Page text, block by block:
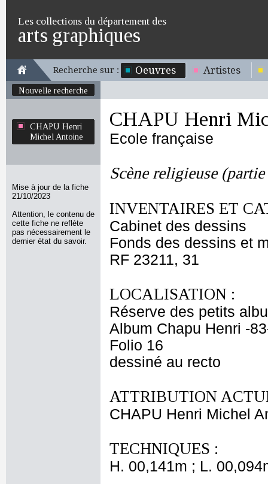
Les collections du département des
arts graphiques
Recherche sur : Oeuvres Artistes
Nouvelle recherche
CHAPU Henri
Michel Antoine
Mise à jour de la fiche
21/10/2023
Attention, le contenu de
cette fiche ne reflète
pas nécessairement le
dernier état du savoir.
CHAPU Henri
Ecole française
Scène religieuse
INVENTAIRES ET
Cabinet des dessins
Fonds des dessins et
RF 23211, 31
LOCALISATION :
Réserve des petits
Album Chapu Henri -
Folio 16
dessiné au recto
ATTRIBUTION
CHAPU Henri Michel
TECHNIQUES :
H. 00,141m ; L.